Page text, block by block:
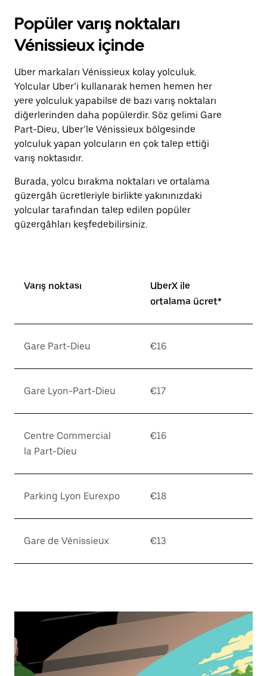
Popüler varış noktaları
Vénissieux içinde
Uber markaları Vénissieux kolay yolculuk.
Yolcular Uber’i kullanarak hemen hemen her
yere yolculuk yapabilse de bazı varış noktaları
diğerlerinden daha popülerdir. Söz gelimi Gare
Part-Dieu, Uber’le Vénissieux bölgesinde
yolculuk yapan yolcuların en çok talep ettiği
varış noktasıdır.
Burada, yolcu bırakma noktaları ve ortalama
güzergâh ücretleriyle birlikte yakınınızdaki
yolcular tarafından talep edilen popüler
güzergâhları keşfedebilirsiniz.
Varış noktası
UberX ile
ortalama ücret*
Gare Part-Dieu €16
Gare Lyon-Part-Dieu €17
Centre Commercial
la Part-Dieu
€16
Parking Lyon Eurexpo €18
Gare de Vénissieux €13